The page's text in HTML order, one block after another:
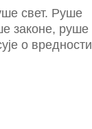
свет. Руше
законе, руше
о вредности